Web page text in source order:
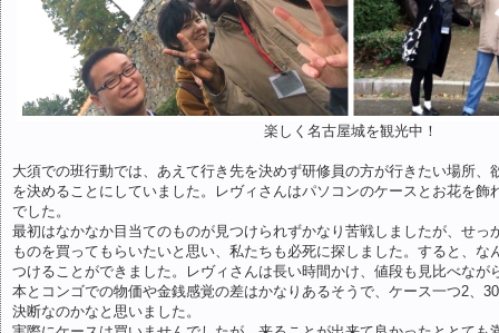
楽しく名古屋城を観光中！
大須での班行動では、あえて行き先を決めず研修員の方が行きたい場所、
を決めることにしていました。レヴィさんはパソコンのケースとお花を飾
でした。
最初はなかなか目当てのものが見つけられずかなり苦戦しましたが、せっ
ものを買ってもらいたいと思い、私たちも必死に探しました。すると、な
つけることができました。レヴィさんは長い時間かけ、値段も見比べなが
本とコンゴでの物価や金銭感覚の差はかなりあるそうで、ケース一つ2、
決断なのかなと思いました。